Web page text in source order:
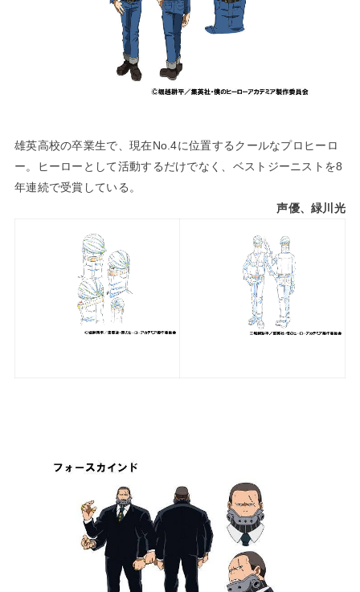
雄英高校の卒業生で、現在No.4に位置するクールなプロヒーロ
ー。ヒーローとして活動するだけでなく、ベストジーニストを8
年連続で受賞している。
声優、緑川光